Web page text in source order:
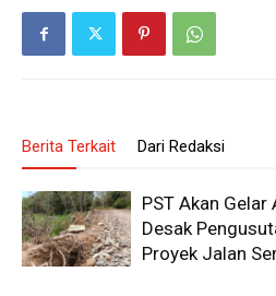
Berita Terkait Dari Redaksi
PST Akan
Desak
Proyek Jalan